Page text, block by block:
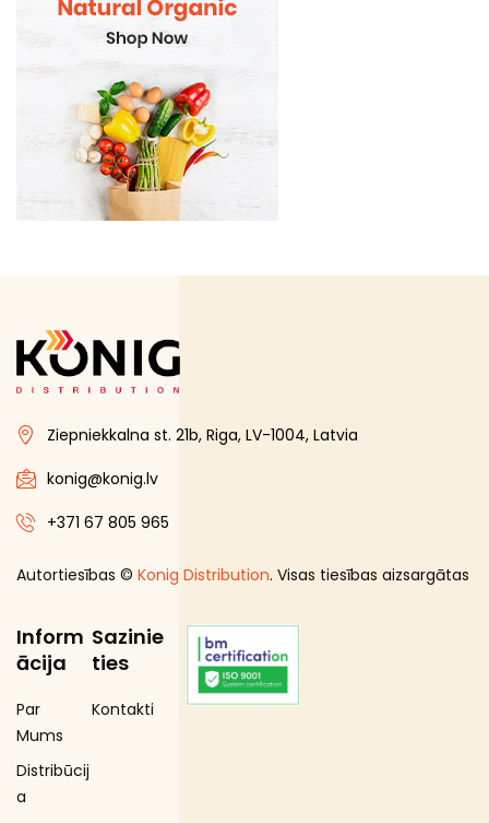
Coffee Service
Dažadi no veca sakartojuma
Dažadi no veca sakartojuma (PVN 12%)
DEPOSITA IEPAKOJUMS
E-Cigaretes
Gramatvedibas
Kosmētika un higiēnas produkti
Piena , augu tauki un olas produkti
Proteīnu batoniņi
Skaistumam un veselībai
Speciālā pārtika
Ziepniekkalna st. 21b, Riga, LV-1004, Latvia
konig@konig.lv
+371 67 805 965
Autortiesības © Konig Distribution. Visas tiesības aizsargātas
Inform
ācija
Par
Mums
Distribūcij
a
Sazinie
ties
Kontakti